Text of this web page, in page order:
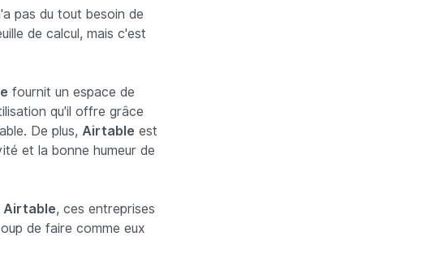
pas du tout besoin de
de calcul, mais c'est
fournit un espace de
qu'il offre grâce
De plus, Airtable est
et la bonne humeur de
Airtable, ces entreprises
de faire comme eux